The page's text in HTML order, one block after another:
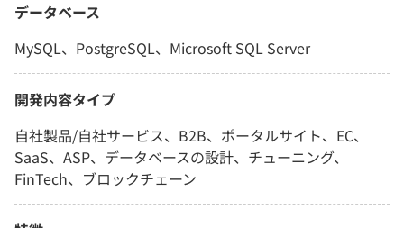
データベース
MySQL、PostgreSQL、Microsoft SQL Server
開発内容タイプ
自社製品/自社サービス、B2B、ポータルサイト、EC、
SaaS、ASP、データベースの設計、チューニング、
FinTech、ブロックチェーン